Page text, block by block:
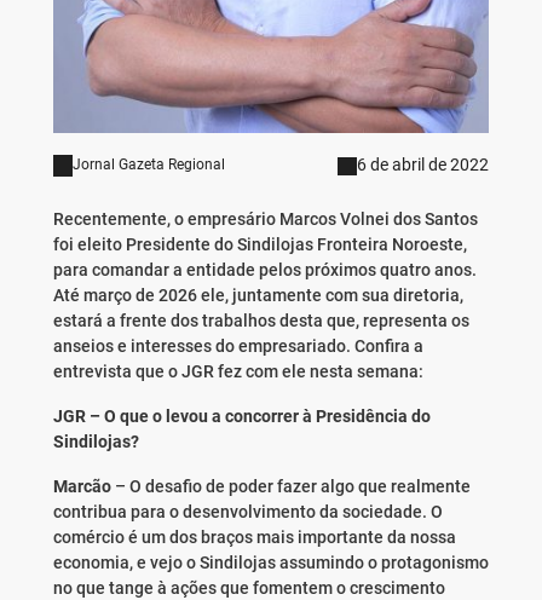
Jornal Gazeta Regional 6 de abril de 2022
Recentemente, o empresário Marcos Volnei dos Santos
foi eleito Presidente do Sindilojas Fronteira Noroeste,
para comandar a entidade pelos próximos quatro anos.
Até março de 2026 ele, juntamente com sua diretoria,
estará a frente dos trabalhos desta que, representa os
anseios e interesses do empresariado. Confira a
entrevista que o JGR fez com ele nesta semana:
JGR – O que o levou a concorrer à Presidência do
Sindilojas?
Marcão– O desafio de poder fazer algo que realmente
contribua para o desenvolvimento da sociedade. O
comércio é um dos braços mais importante da nossa
economia, e vejo o Sindilojas assumindo o protagonismo
no que tange à ações que fomentem o crescimento